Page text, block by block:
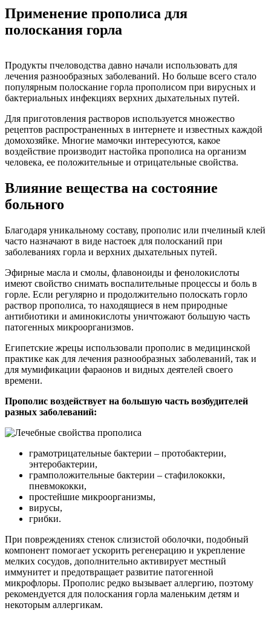
Применение прополиса для
полоскания горла
Продукты пчеловодства давно начали использовать для
лечения разнообразных заболеваний. Но больше всего стало
популярным полоскание горла прополисом при вирусных и
бактериальных инфекциях верхних дыхательных путей.
Для приготовления растворов используется множество
рецептов распространенных в интернете и известных каждой
домохозяйке. Многие мамочки интересуются, какое
воздействие производит настойка прополиса на организм
человека, ее положительные и отрицательные свойства.
Влияние вещества на состояние
больного
Благодаря уникальному составу, прополис или пчелиный клей
часто назначают в виде настоек для полосканий при
заболеваниях горла и верхних дыхательных путей.
Эфирные масла и смолы, флавоноиды и фенолокислоты
имеют свойство снимать воспалительные процессы и боль в
горле. Если регулярно и продолжительно полоскать горло
раствор прополиса, то находящиеся в нем природные
антибиотики и аминокислоты уничтожают большую часть
патогенных микроорганизмов.
Египетские жрецы использовали прополис в медицинской
практике как для лечения разнообразных заболеваний, так и
для мумификации фараонов и видных деятелей своего
времени.
Прополис воздействует на большую часть возбудителей
разных заболеваний:
грамотрицательные бактерии – протобактерии,
энтеробактерии,
грамположительные бактерии – стафилококки,
пневмококки,
простейшие микроорганизмы,
вирусы,
грибки.
При повреждениях стенок слизистой оболочки, подобный
компонент помогает ускорить регенерацию и укрепление
мелких сосудов, дополнительно активирует местный
иммунитет и предотвращает развитие патогенной
микрофлоры. Прополис редко вызывает аллергию, поэтому
рекомендуется для полоскания горла маленьким детям и
некоторым аллергикам.